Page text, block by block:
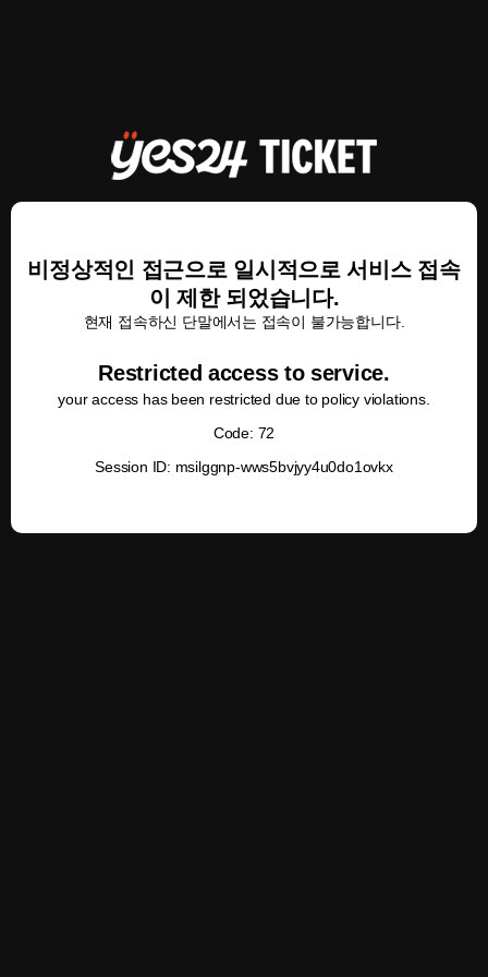
비정상적인 접근으로 일시적으로 서비스 접속
이 제한 되었습니다.
현재 접속하신 단말에서는 접속이 불가능합니다.
Restricted access to service.
your access has been restricted due to policy violations.
Code: 72
Session ID: msilggnp-wws5bvjyy4u0do1ovkx